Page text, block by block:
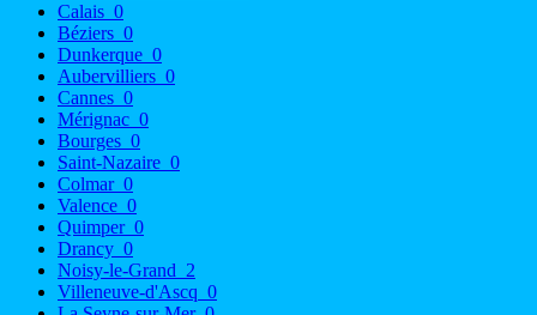
Calais 0
Béziers 0
Dunkerque 0
Aubervilliers 0
Cannes 0
Mérignac 0
Bourges 0
Saint-Nazaire 0
Colmar 0
Valence 0
Quimper 0
Drancy 0
Noisy-le-Grand 2
Villeneuve-d'Ascq 0